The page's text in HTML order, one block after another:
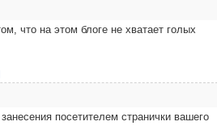
что на этом блоге не хватает голых
посетителем странички вашего